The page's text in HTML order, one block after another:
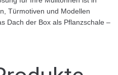
Türmotiven und Modellen
Dach der Box als Pflanzschale –